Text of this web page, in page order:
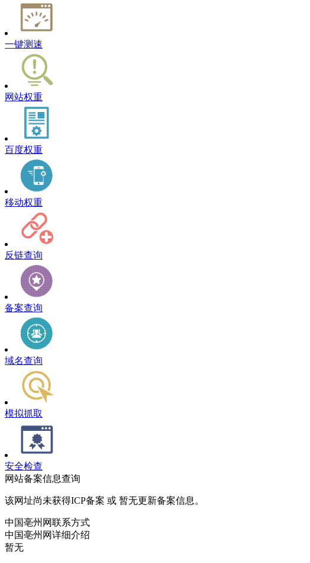
一键测速
网站权重
百度权重
移动权重
反链查询
备案查询
域名查询
模拟抓取
安全检查
网站备案信息查询
该网址尚未获得ICP备案 或 暂无更新备案信息。
中国亳州网联系方式
中国亳州网详细介绍
暂无